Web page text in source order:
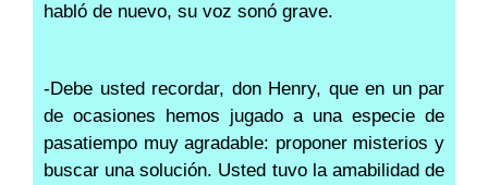
habló de nuevo, su voz sonó grave.
-Debe usted recordar, don Henry, que en un par
de ocasiones hemos jugado a una especie de
pasatiempo muy agradable: proponer misterios y
buscar una solución. Usted tuvo la amabilidad de